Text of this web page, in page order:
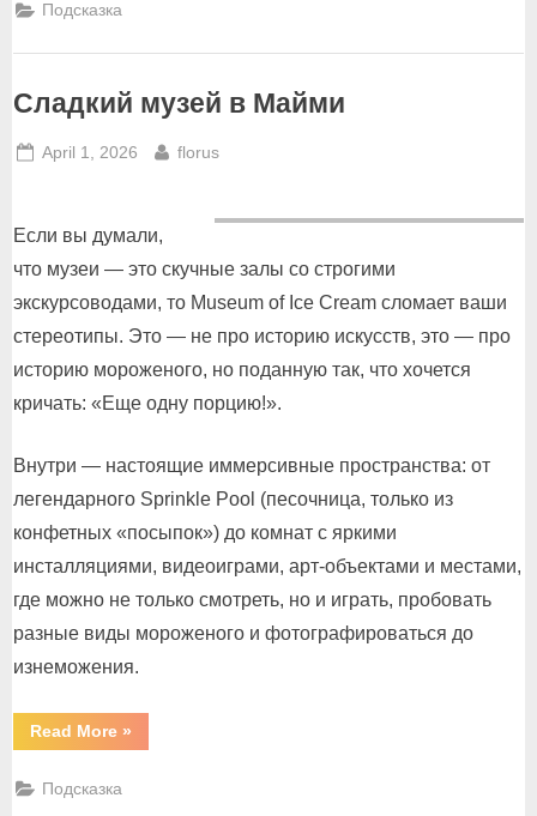
Подсказка
Сладкий музей в Майми
Posted
April 1, 2026 By
florus
Если вы думали,
что музеи — это скучные залы со строгими
экскурсоводами, то Museum of Ice Cream сломает ваши
стереотипы. Это — не про историю искусств, это — про
историю мороженого, но поданную так, что хочется
кричать: «Еще одну порцию!».
Внутри — настоящие иммерсивные пространства: от
легендарного Sprinkle Pool (песочница, только из
конфетных «посыпок») до комнат с яркими
инсталляциями, видеоиграми, арт-объектами и местами,
где можно не только смотреть, но и играть, пробовать
разные виды мороженого и фотографироваться до
изнеможения.
Read More“Сладкий
музей
»
Подсказка